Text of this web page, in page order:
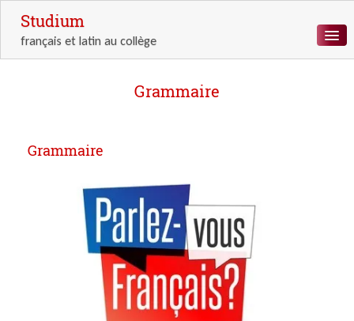
Studium
français et latin au collège
LANGUE
RESSOURCES
Grammaire
Grammaire